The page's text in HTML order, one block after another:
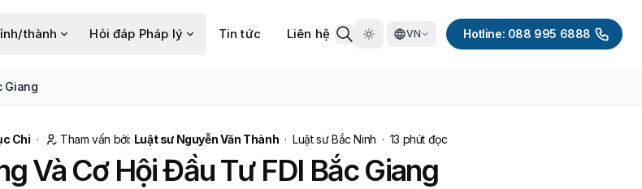
thành Hỏi đáp Pháp lý Tin tức Liên hệ VN Hotline: 088 995 6888
Giang
Chi · Tham vấn bởi: Luật sư Nguyễn Văn Thành ·Luật sư Bắc Ninh · 13 phút đọc
Và Cơ Hội Đầu Tư FDI Bắc Giang